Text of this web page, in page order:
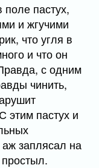
пастух,
и жгучими
что угля в
и что он
с одним
чинить,
этим пастух и
заплясал на